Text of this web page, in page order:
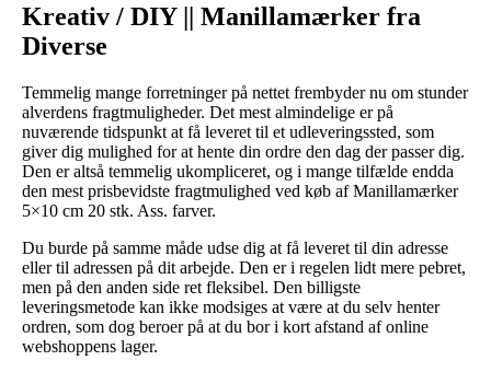
Kreativ / DIY || Manillamærker fra
Diverse
Temmelig mange forretninger på nettet frembyder nu om stunder
alverdens fragtmuligheder. Det mest almindelige er på
nuværende tidspunkt at få leveret til et udleveringssted, som
giver dig mulighed for at hente din ordre den dag der passer dig.
Den er altså temmelig ukompliceret, og i mange tilfælde endda
den mest prisbevidste fragtmulighed ved køb af Manillamærker
5×10 cm 20 stk. Ass. farver.
Du burde på samme måde udse dig at få leveret til din adresse
eller til adressen på dit arbejde. Den er i regelen lidt mere pebret,
men på den anden side ret fleksibel. Den billigste
leveringsmetode kan ikke modsiges at være at du selv henter
ordren, som dog beroer på at du bor i kort afstand af online
webshoppens lager.